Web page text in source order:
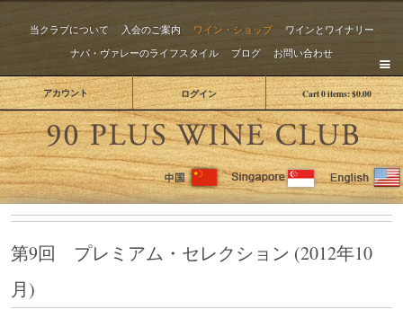
当クラブについて 入会のご案内 ワイン・ショップ
ワインとワイナリー
ナパ・ヴァレーのライフスタイル
ブログ お問い合わせ
Cart0items:$0.00
アカウント ログイン
The
第9回 プレミアム・セレクション (2012年10
月)